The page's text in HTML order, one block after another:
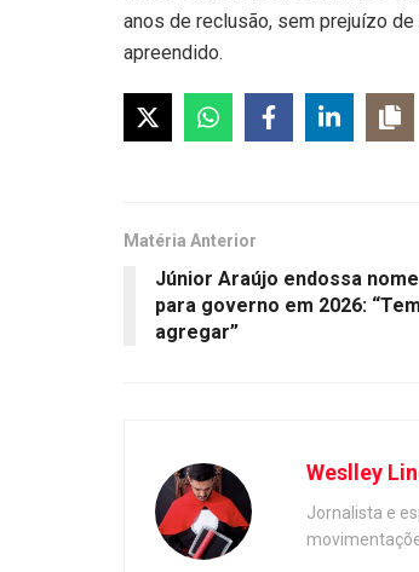
anos de reclusão, sem prejuízo
apreendido.
Matéria Anterior
Júnior Araújo endossa
para governo em 2026:
agregar”
Weslley
Jornalista e